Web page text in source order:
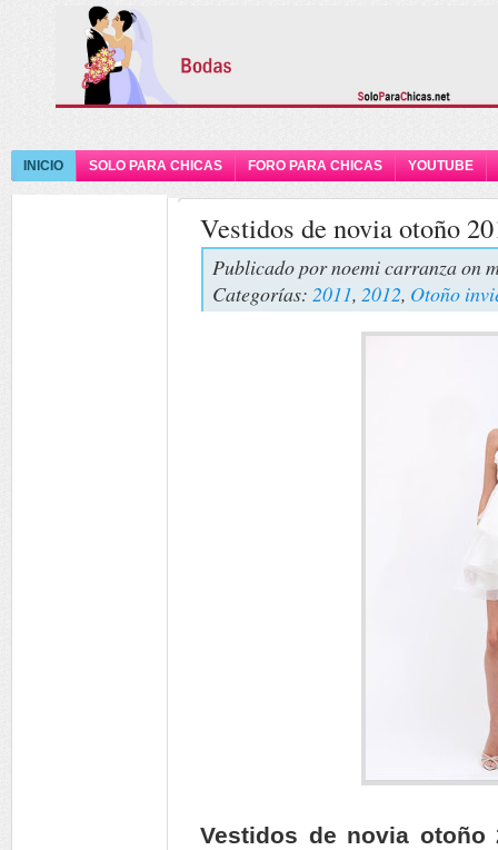
INICIO SOLO PARA CHICAS FORO PARA CHICAS YOUTUBE
Vestidos de novia otoño
Publicado pornoemi carranzaon
Categorías: 2011, 2012, Otoño
Vestidos de novia otoño